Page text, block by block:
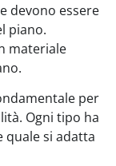
devono essere
piano.
materiale
per
Ogni tipo ha
quale si adatta